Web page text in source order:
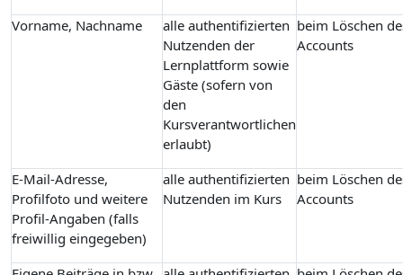
Vorname, Nachname
alle authentifizierten
Nutzenden der
Lernplattform sowie
Gäste (sofern von
den
Kursverantwortlichen
erlaubt)
beim Löschen
Accounts
E-Mail-Adresse,
Profilfoto und weitere
Profil-Angaben (falls
freiwillig eingegeben)
alle authentifizierten
Nutzenden im Kurs
beim Löschen
Accounts